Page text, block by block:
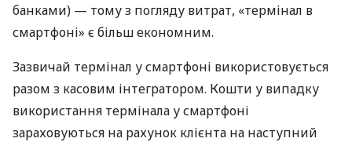
банками) — тому з погляду витрат, «термінал в
смартфоні» є більш економним.
Зазвичай термінал у смартфоні використовується
разом з касовим інтегратором. Кошти у випадку
використання термінала у смартфоні
зараховуються на рахунок клієнта на наступний